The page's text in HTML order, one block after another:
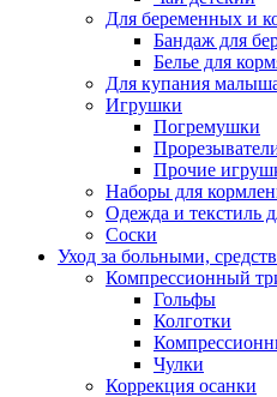
Для беременных и
Бандаж для
Белье для
Для купания
Игрушки
Погремушки
Прочие
Наборы для
Одежда и текстиль
Соски
Уход за больными,
Компрессионный
Гольфы
Колготки
Чулки
Коррекция осанки